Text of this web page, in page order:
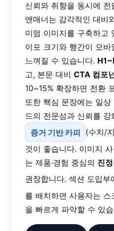
신뢰와 취향을 동시에
앤매너는 감각적인 대비
미엄 이미지를 구축하고
이포 크기와 행간이 모
느껴질 수 있습니다.
고, 본문 대비 CTA 컴포
10~15% 확장하면 전환
또한 핵심 문장에는 일
드의 전문성과 신뢰를 강
증거 기반 카피 (수치/
것이 좋습니다. 이미지
는 제품·경험 중심의 진
권장합니다. 섹션 도입부
를 배치하면 사용자는
을 빠르게 파악할 수 있